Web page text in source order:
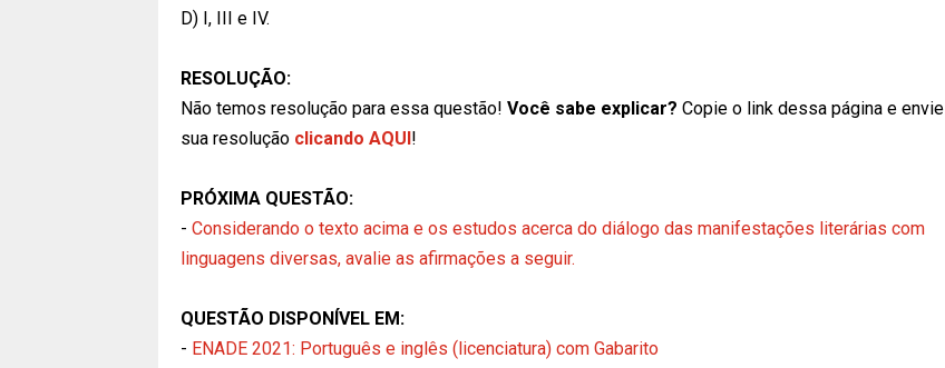
D) I, III e IV.
RESOLUÇÃO:
Não temos resolução para essa questão! Você sabe explicar? Copie o link dessa página e envie
sua resolução clicando AQUI!
PRÓXIMA QUESTÃO:
- Considerando o texto acima e os estudos acerca do diálogo das manifestações literárias com
linguagens diversas, avalie as afirmações a seguir.
QUESTÃO DISPONÍVEL EM:
- ENADE 2021: Português e inglês (licenciatura) com Gabarito